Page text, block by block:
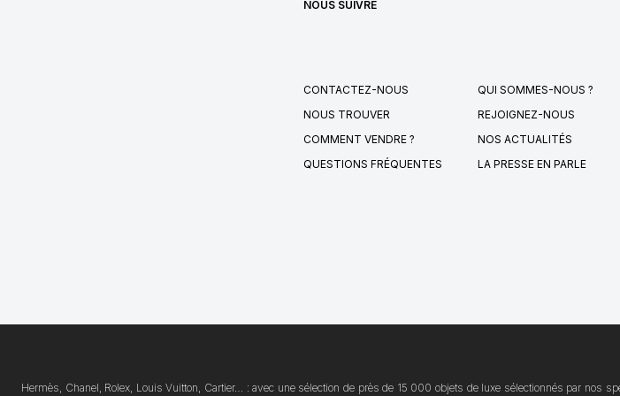
NOUS SUIVRE
CONTACTEZ-NOUS
NOUS TROUVER
COMMENT VENDRE ?
QUESTIONS FRÉQUENTES
QUI SOMMES-NOUS ?
REJOIGNEZ-NOUS
NOS ACTUALITÉS
LA PRESSE EN PARLE
Hermès, Chanel, Rolex, Louis Vuitton, Cartier… : avec une sélection de près de 15 000 objets de luxe sélectionnés par nos